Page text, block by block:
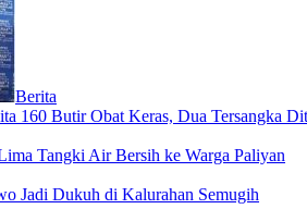
Berita
160 Butir Obat Keras, Dua Tersangka
Tangki Air Bersih ke Warga Paliyan
Jadi Dukuh di Kalurahan Semugih